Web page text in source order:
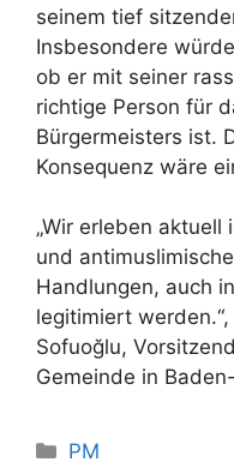
seinem tief
Insbesondere
ob er mit seiner
richtige Person für
Bürgermeisters ist.
Konsequenz wäre
„Wir erleben
und
Handlungen, auch
legitimiert
Sofuoğlu,
Gemeinde in
Kategorien
PM